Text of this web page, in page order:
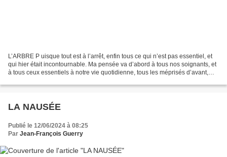
L’ARBRE P uisque tout est à l’arrêt, enfin tous ce qui n’est pas essentiel, et
qui hier était incontournable. Ma pensée va d’abord à tous nos soignants, et
à tous ceux essentiels à notre vie quotidienne, tous les méprisés d’avant,
LA NAUSÉE
Publié le 12/06/2024 à 08:25
Par Jean-François Guerry